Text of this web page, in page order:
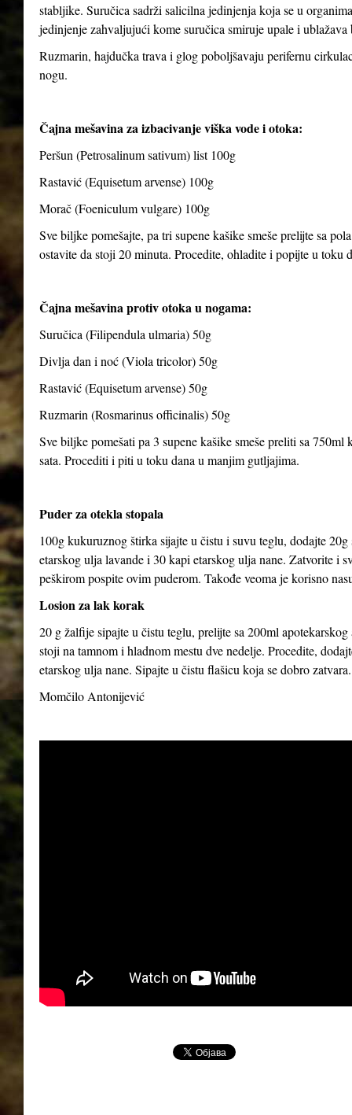
stabljike. Suručica sadrži salicilna jedinjenja koja se u
jedinjenje zahvaljujući kome suručica smiruje upale i
Ruzmarin, hajdučka trava i glog poboljšavaju perifernu
nogu.
Čajna mešavina za izbacivanje viška vode i otoka:
Peršun (Petrosalinum sativum) list 100g
Rastavić (Equisetum arvense) 100g
Morač (Foeniculum vulgare) 100g
Sve biljke pomešajte, pa tri supene kašike smeše prelijte sa
ostavite da stoji 20 minuta. Procedite, ohladite i popijte u toku
Čajna mešavina protiv otoka u nogama:
Suručica (Filipendula ulmaria) 50g
Divlja dan i noć (Viola tricolor) 50g
Rastavić (Equisetum arvense) 50g
Ruzmarin (Rosmarinus officinalis) 50g
Sve biljke pomešati pa 3 supene kašike smeše preliti sa
sata. Procediti i piti u toku dana u manjim gutljajima.
Puder za otekla stopala
100g kukuruznog štirka sijajte u čistu i suvu teglu, dodajte
etarskog ulja lavande i 30 kapi etarskog ulja nane. Zatvorite i
peškirom pospite ovim puderom. Takođe veoma je korisno
Losion za lak korak
20 g žalfije sipajte u čistu teglu, prelijte sa 200ml
stoji na tamnom i hladnom mestu dve nedelje. Procedite,
etarskog ulja nane. Sipajte u čistu flašicu koja se dobro
Momčilo Antonijević